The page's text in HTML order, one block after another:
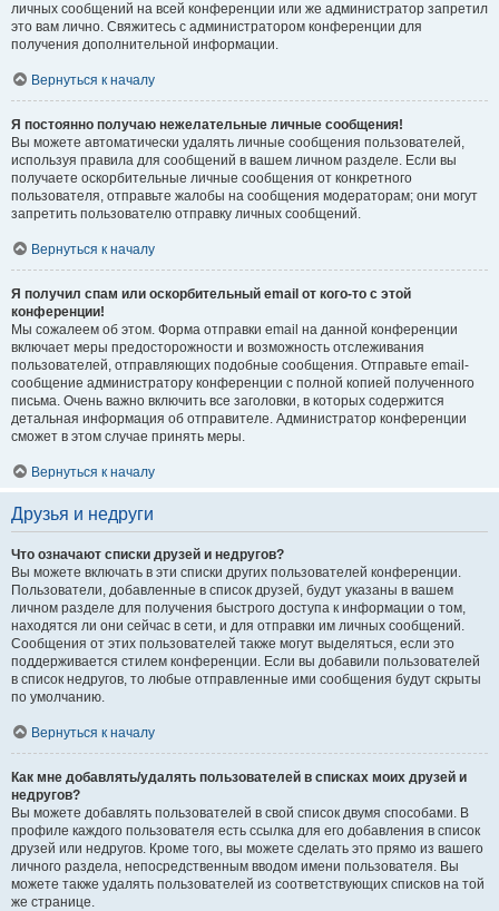
личных сообщений на всей конференции или же администратор запретил
это вам лично. Свяжитесь с администратором конференции для
получения дополнительной информации.
Вернуться к началу
Я постоянно получаю нежелательные личные сообщения!
Вы можете автоматически удалять личные сообщения пользователей,
используя правила для сообщений в вашем личном разделе. Если вы
получаете оскорбительные личные сообщения от конкретного
пользователя, отправьте жалобы на сообщения модераторам; они могут
запретить пользователю отправку личных сообщений.
Вернуться к началу
Я получил спам или оскорбительный email от кого-то с этой
конференции!
Мы сожалеем об этом. Форма отправки email на данной конференции
включает меры предосторожности и возможность отслеживания
пользователей, отправляющих подобные сообщения. Отправьте email-
сообщение администратору конференции с полной копией полученного
письма. Очень важно включить все заголовки, в которых содержится
детальная информация об отправителе. Администратор конференции
сможет в этом случае принять меры.
Вернуться к началу
Друзья и недруги
Что означают списки друзей и недругов?
Вы можете включать в эти списки других пользователей конференции.
Пользователи, добавленные в список друзей, будут указаны в вашем
личном разделе для получения быстрого доступа к информации о том,
находятся ли они сейчас в сети, и для отправки им личных сообщений.
Сообщения от этих пользователей также могут выделяться, если это
поддерживается стилем конференции. Если вы добавили пользователей
в список недругов, то любые отправленные ими сообщения будут скрыты
по умолчанию.
Вернуться к началу
Как мне добавлять/удалять пользователей в списках моих друзей и
недругов?
Вы можете добавлять пользователей в свой список двумя способами. В
профиле каждого пользователя есть ссылка для его добавления в список
друзей или недругов. Кроме того, вы можете сделать это прямо из вашего
личного раздела, непосредственным вводом имени пользователя. Вы
можете также удалять пользователей из соответствующих списков на той
же странице.